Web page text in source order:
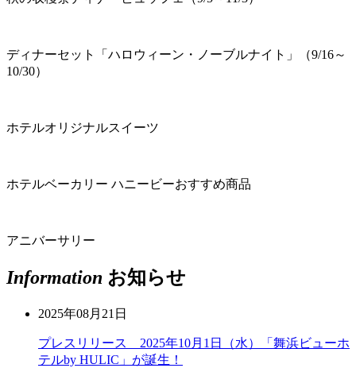
ディナーセット「ハロウィーン・ノーブルナイト」（9/16～
10/30）
ホテルオリジナルスイーツ
ホテルベーカリー ハニービーおすすめ商品
アニバーサリー
Information お知らせ
2025年08月21日
プレスリリース 2025年10月1日（水）「舞浜ビューホ
テルby HULIC」が誕生！